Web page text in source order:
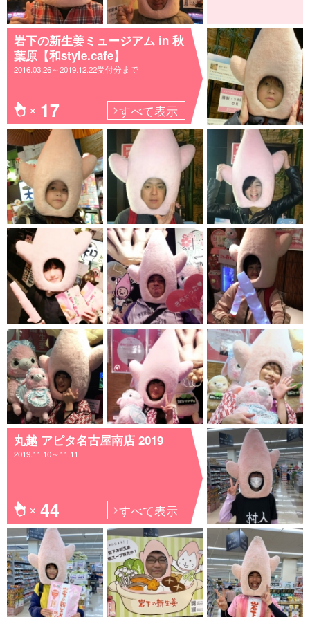
岩下の新生姜ミュージアム in 秋
葉原【和style.cafe】
2016.03.26～2019.12.22受付分まで
17 すべて表示
丸越 アピタ名古屋南店 2019
2019.11.10～11.11
44 すべて表示